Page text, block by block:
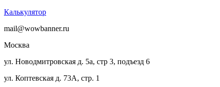
Калькулятор
mail@wowbanner.ru
Москва
ул. Новодмитровская д. 5а, стр 3, подъезд 6
ул. Коптевская д. 73А, стр. 1